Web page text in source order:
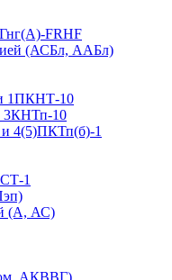
FRHF
(АСБл, ААБл)
1ПКНТ-10
10
4(5)ПКТп(б)-1
1
(А, АС)